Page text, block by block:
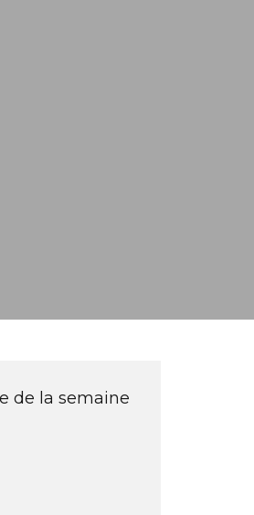
de la semaine